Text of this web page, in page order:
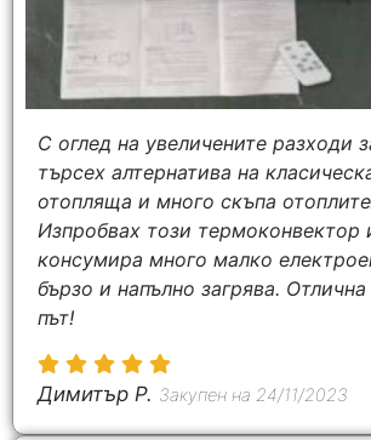
С оглед на увеличените разходи
търсех алтернатива на
отопляща и много скъпа
Изпробвах този термоконвектор
консумира много малко
бързо и напълно загрява.
път!
Димитър P. Закупен на 24/11/2023